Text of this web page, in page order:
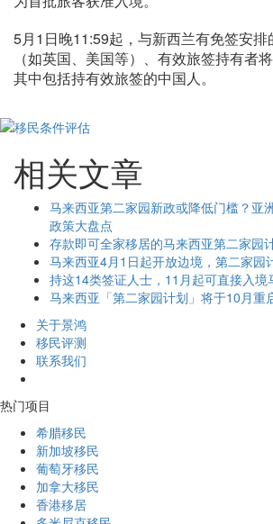
5月1日晚11:59起，与新西兰有免签安
（如英国、美国等）、有效旅签持有者
其中包括持有效旅签的中国人。
相关文章
马来西亚第二家园新政或降低门槛？亚
政策大盘点
存款即可全家移居的马来西亚第二家园
马来西亚4月1日起开放边境，第二家园
持这14类签证人士，11月起可直接入境
马来西亚「第二家园计划」将于10月重
关于景鸿
移民评测
联系我们
热门项目
希腊移民
新加坡移民
葡萄牙移民
加拿大移民
香港移居